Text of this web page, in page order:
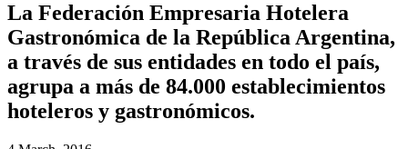
La Federación Empresaria Hotelera
Gastronómica de la República Argentina,
a través de sus entidades en todo el país,
agrupa a más de 84.000 establecimientos
hoteleros y gastronómicos.